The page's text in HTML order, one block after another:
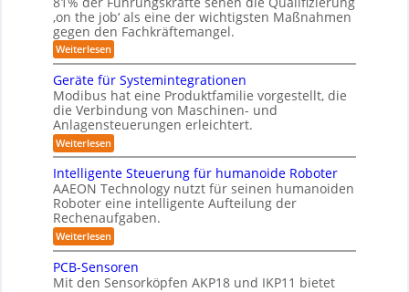
m
f
ü
r
R
o
b
o
t
i
k
u
n
d
L
o
g
u
m
e
b
i
s
I
S
O
-
K
l
a
s
s
e
n
m
i
l
i
t
ä
r
i
s
c
h
e
r
B
o
d
e
n
r
b
o
n
-
S
c
h
e
i
ß
c
o
b
o
t
n
t
a
t
i
o
n
v
o
n
E
n
c
y
3
.
0
‚on the job‘ als eine der wichtigsten Maßnahmen
gegen den Fachkräftemangel.
Weiterlesen:
M
n
s
c
h
e
n
u
c
h
i
n
Z
e
i
t
Geräte für Systemintegrationen
Modibus hat eine Produktfamilie vorgestellt, die
die Verbindung von Maschinen- und
Anlagensteuerungen erleichtert.
Weiterlesen:
G
e
r
ä
t
e
f
ü
r
S
y
Intelligente Steuerung für humanoide Roboter
AAEON Technology nutzt für seinen humanoiden
Roboter eine intelligente Aufteilung der
Rechenaufgaben.
Weiterlesen:
I
t
e
PCB-Sensoren
Mit den Sensorköpfen AKP18 und IKP11 bietet